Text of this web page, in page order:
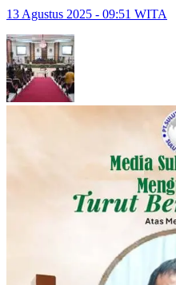
13 Agustus 2025 - 09:51 WITA